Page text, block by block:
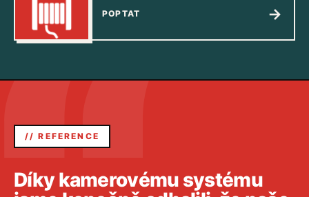
POPTAT →
// REFERENCE
Díky kamerovému systému